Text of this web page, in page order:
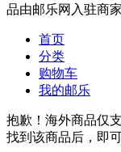
品由邮乐网入驻商家
首页
分类
购物车
我的邮乐
抱歉！海外商品仅
找到该商品后，即可